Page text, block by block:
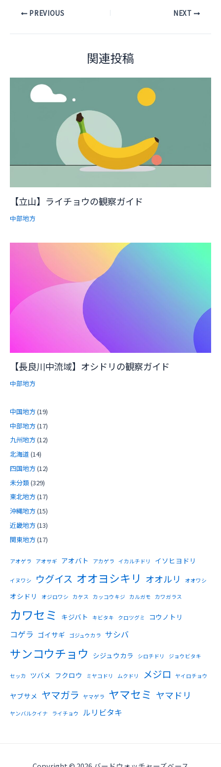
PostPREVIOUS NEXT
関連投稿
【立山】ライチョウの観察ガイド
中部地方
【長良川中流域】オシドリの観察ガイド
中部地方
中国地方(19)
中部地方(17)
九州地方(12)
北海道 (14)
四国地方(12)
未分類(329)
東北地方(17)
沖縄地方(15)
近畿地方(13)
関東地方(17)
アオゲラ アオサギ アオバト アカゲラ イカルチドリ イソヒヨドリ
イヌワシ ウグイス オオヨシキリ オオルリ オオワシ
オシドリ オジロワシ カケス カッコウキジ カルガモ カワガラス
カワセミ キジバト キビタキ クロツグミ コウノトリ
コゲラ ゴイサギ ゴジュウカラ サシバ
サンコウチョウ シジュウカラ シロチドリ ジョウビタキ
セッカ ツバメ フクロウ ミヤコドリ ムクドリ メジロ ヤイロチョウ
ヤブサメ ヤマガラ ヤマゲラ ヤマセミ ヤマドリ
ヤンバルクイナ ライチョウ ルリビタキ